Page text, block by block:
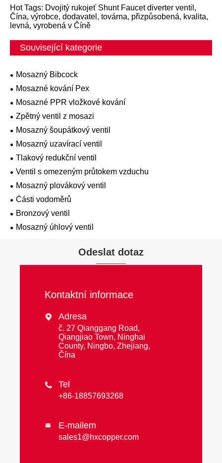
Hot Tags: Dvojitý rukojeť Shunt Faucet diverter ventil,
Čína, výrobce, dodavatel, továrna, přizpůsobená, kvalita,
levná, vyrobená v Číně
Související kategorie
Mosazný Bibcock
Mosazné kování Pex
Mosazné PPR vložkové kování
Zpětný ventil z mosazi
Mosazný šoupátkový ventil
Mosazný uzavírací ventil
Tlakový redukční ventil
Ventil s omezeným průtokem vzduchu
Mosazný plovákový ventil
Části vodoměrů
Bronzový ventil
Mosazný úhlový ventil
Odeslat dotaz
Kontaktní informace
 Adresa
č. 27 Qianggang Road,
Qiangjiao Town, Ninghai
County, Ningbo, Zhejiang,
Čína
 Tel
+86-18857693268
 E-mailem
sales1@hxcopper.com